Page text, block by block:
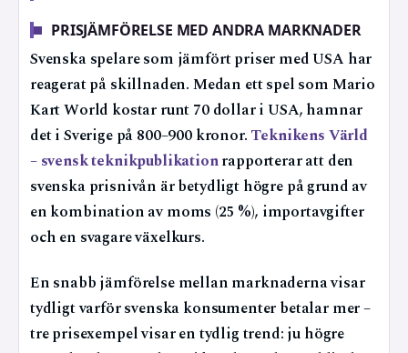
PRISJÄMFÖRELSE MED ANDRA MARKNADER
Svenska spelare som jämfört priser med USA har
reagerat på skillnaden. Medan ett spel som Mario
Kart World kostar runt 70 dollar i USA, hamnar
det i Sverige på 800–900 kronor. Teknikens Värld
– svensk teknikpublikationrapporterar att den
svenska prisnivån är betydligt högre på grund av
en kombination av moms (25 %), importavgifter
och en svagare växelkurs.
En snabb jämförelse mellan marknaderna visar
tydligt varför svenska konsumenter betalar mer –
tre prisexempel visar en tydlig trend: ju högre